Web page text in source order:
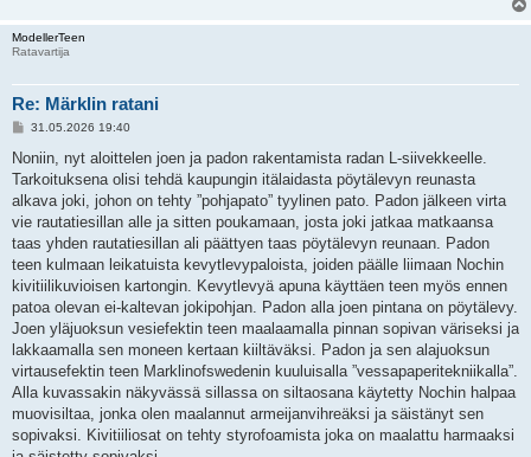
ModellerTeen
Ratavartija
Re: Märklin ratani
V
e
t
i
31.05.2026 19:40
Noniin, nyt aloittelen joen ja padon rakentamista radan L-siivekkeelle.
Tarkoituksena olisi tehdä kaupungin itälaidasta pöytälevyn reunasta
alkava joki, johon on tehty ”pohjapato” tyylinen pato. Padon jälkeen virta
vie rautatiesillan alle ja sitten poukamaan, josta joki jatkaa matkaansa
taas yhden rautatiesillan ali päättyen taas pöytälevyn reunaan. Padon
teen kulmaan leikatuista kevytlevypaloista, joiden päälle liimaan Nochin
kivitiilikuvioisen kartongin. Kevytlevyä apuna käyttäen teen myös ennen
patoa olevan ei-kaltevan jokipohjan. Padon alla joen pintana on pöytälevy.
Joen yläjuoksun vesiefektin teen maalaamalla pinnan sopivan väriseksi ja
lakkaamalla sen moneen kertaan kiiltäväksi. Padon ja sen alajuoksun
virtausefektin teen Marklinofswedenin kuuluisalla ”vessapaperitekniikalla”.
Alla kuvassakin näkyvässä sillassa on siltaosana käytetty Nochin halpaa
muovisiltaa, jonka olen maalannut armeijanvihreäksi ja säistänyt sen
sopivaksi. Kivitiiliosat on tehty styrofoamista joka on maalattu harmaaksi